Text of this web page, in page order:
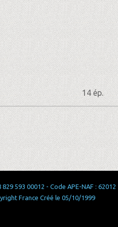
14 ép.
593 00012 - Code APE-NAF :
France Créé le 05/10/1999